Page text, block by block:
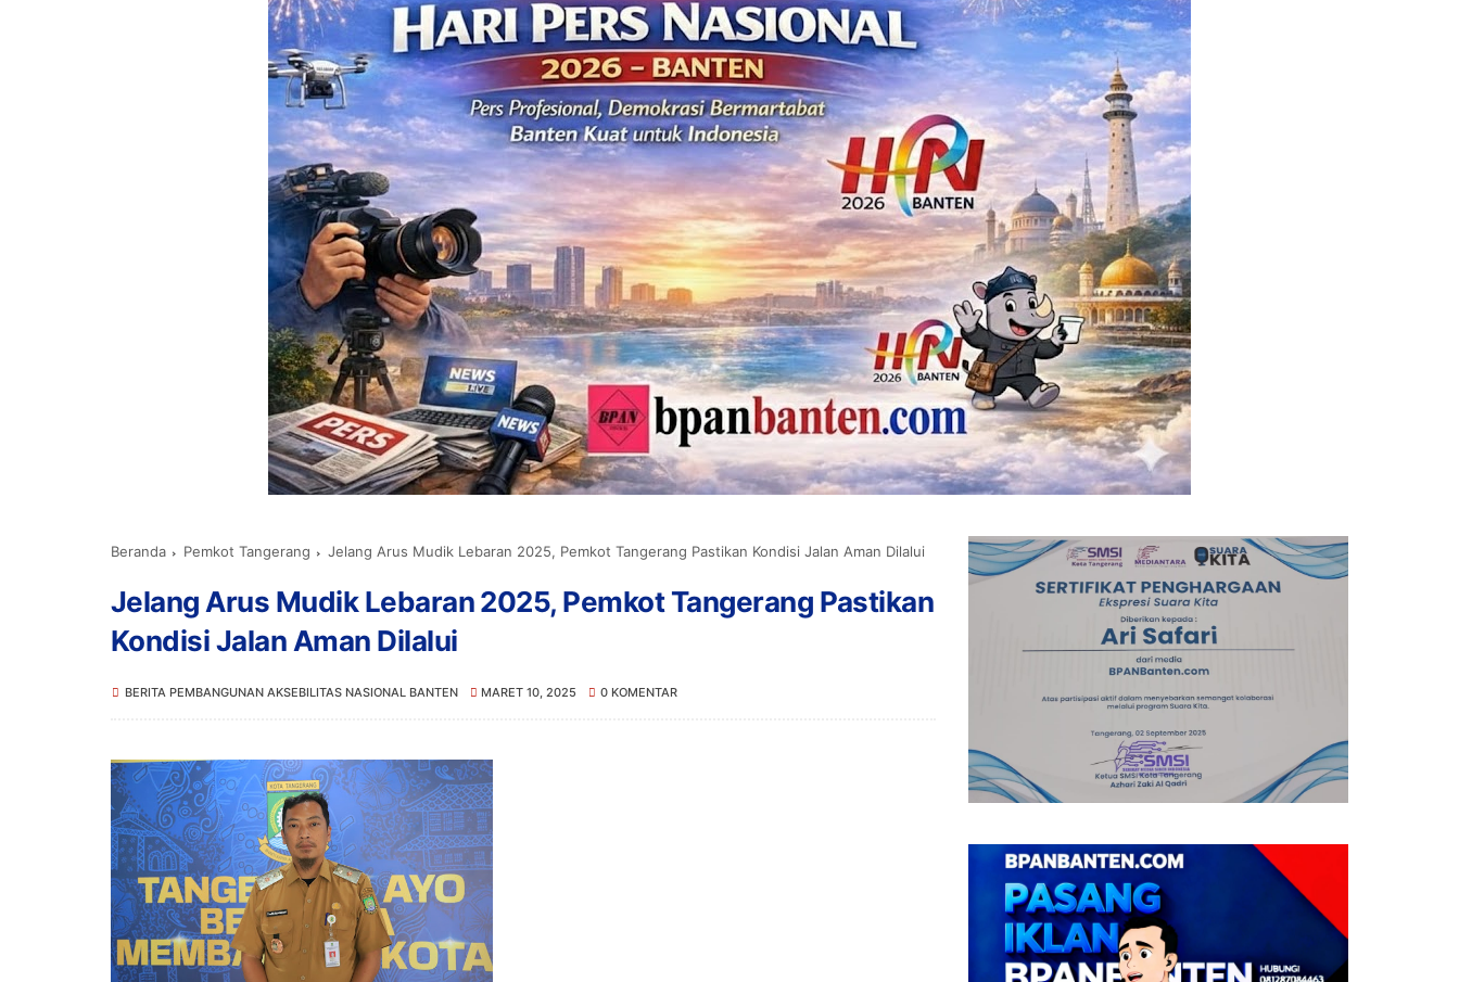
Beranda Pemkot Tangerang Jelang Arus Mudik Lebaran 2025, Pemkot Tangerang Pastikan Kondisi Jalan Aman Dilalui
Jelang Arus Mudik Lebaran 2025, Pemkot Tangerang Pastikan
Kondisi Jalan Aman Dilalui
BERITA PEMBANGUNAN AKSEBILITAS NASIONAL BANTEN MARET 10, 2025 0 KOMENTAR